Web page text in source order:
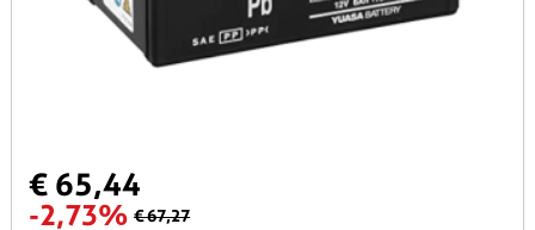
€ 65,44
-2,73% € 67,27